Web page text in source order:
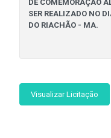
Visualizar Licitação